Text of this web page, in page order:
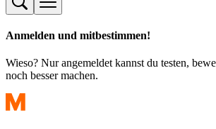
Anmelden und mitbestimmen!
Wieso? Nur angemeldet kannst du testen,
noch besser machen.